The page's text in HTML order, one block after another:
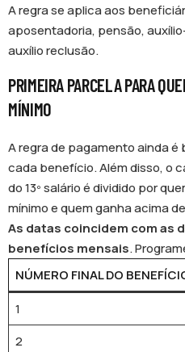
A regra se aplica aos
aposentadoria, pensão,
auxílio reclusão.
PRIMEIRA PARCELA PARA
MÍNIMO
A regra de pagamento ainda é
cada benefício. Além disso, o
do 13º salário é dividido por
mínimo e quem ganha acima
As datas coincidem com as
benefícios mensais.
NÚMERO FINAL DO
1
2